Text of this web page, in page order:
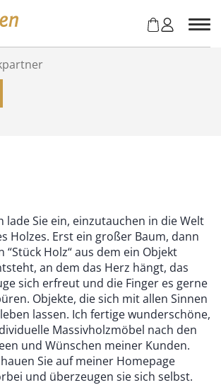
lade Sie ein, einzutauchen in die Welt
Holzes. Erst ein großer Baum, dann
“Stück Holz“ aus dem ein Objekt
an dem das Herz hängt, das
sich erfreut und die Finger es gerne
Objekte, die sich mit allen Sinnen
lassen. Ich fertige wunderschöne,
Massivholzmöbel nach den
und Wünschen meiner Kunden.
Sie auf meiner Homepage
und überzeugen sie sich selbst.